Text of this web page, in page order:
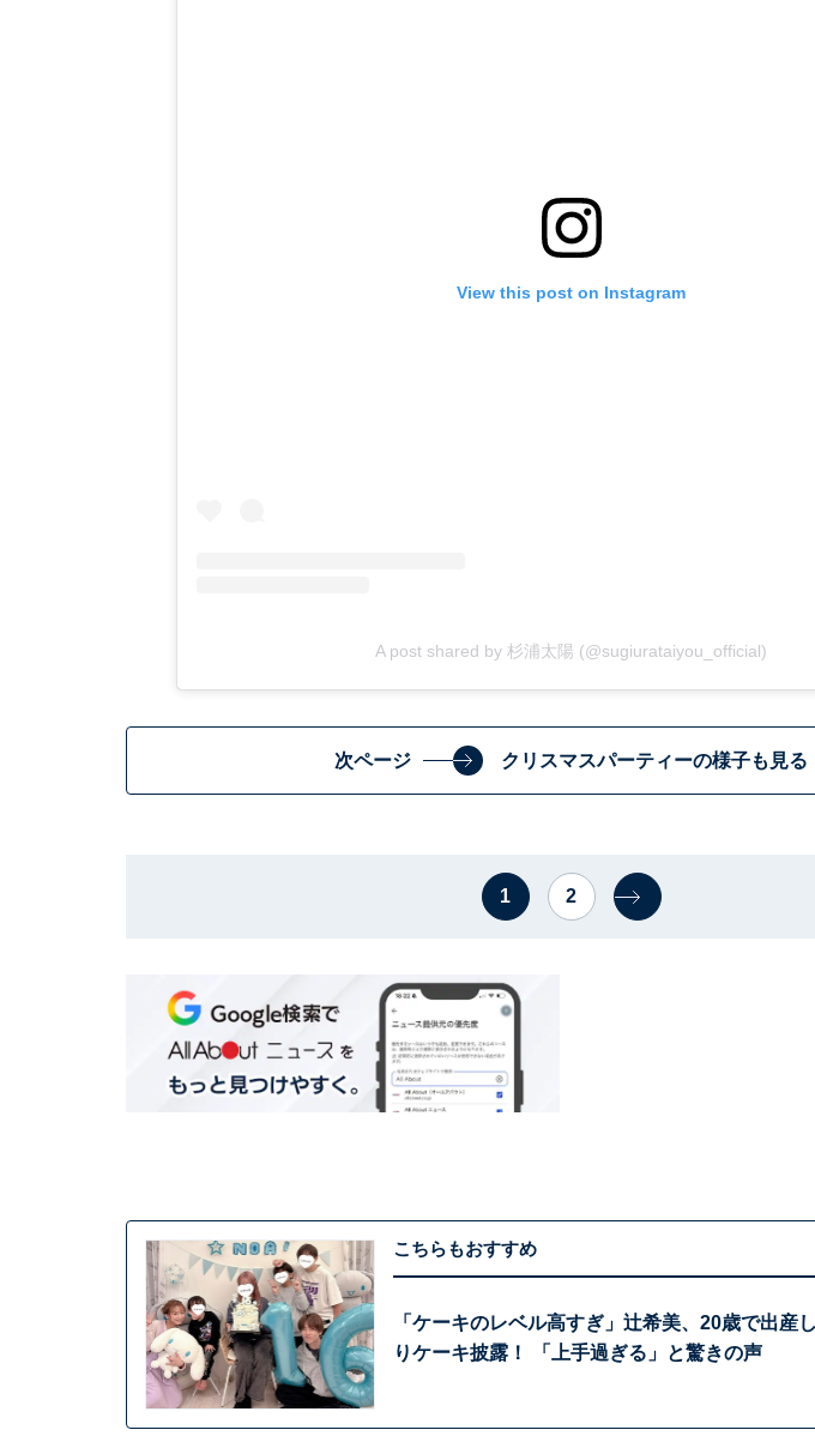
View this post on Instagram
A post shared by 杉浦太陽 (@sugiurataiyou_official)
次ページ クリスマスパーティーの様子も見る
1 2
こちらもおすすめ
「ケーキのレベル高すぎ」辻希美、20歳で出産
りケーキ披露！ 「上手過ぎる」と驚きの声